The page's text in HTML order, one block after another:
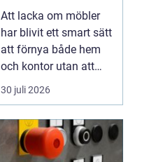
förvandling av
hem och kontor
Att lacka om möbler
har blivit ett smart sätt
att förnya både hem
och kontor utan att
köpa nytt. Mån...
30 juli 2026